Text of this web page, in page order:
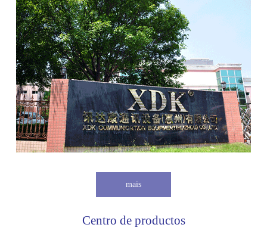
mais
Centro de productos